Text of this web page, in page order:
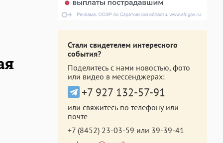
Стали свидетелем интересного
события?
Поделитесь с нами новостью, фото
или видео в мессенджерах:
+7 927 132-57-91
или свяжитесь по телефону или
почте
+7 (8452) 23-03-59 или 39-39-41